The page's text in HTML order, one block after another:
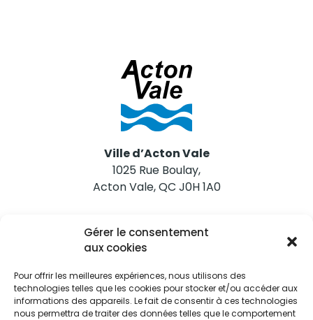
Gérer le consentement
aux cookies
Pour offrir les meilleures expériences, nous utilisons des
technologies telles que les cookies pour stocker et/ou accéder aux
informations des appareils. Le fait de consentir à ces technologies
nous permettra de traiter des données telles que le comportement
Ville d’Acton Vale
1025 Rue Boulay,
Acton Vale, QC J0H 1A0
Nous joindre
Tél. 450 546-2703